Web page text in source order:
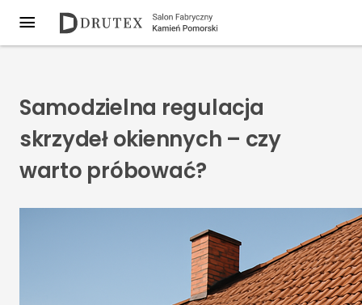
Samodzielna regulacja
skrzydeł okiennych – czy
warto próbować?